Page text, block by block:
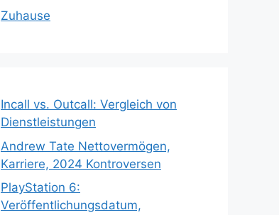
Zuhause
Incall vs. Outcall: Vergleich von
Dienstleistungen
Andrew Tate Nettovermögen,
Karriere, 2024 Kontroversen
PlayStation 6:
Veröffentlichungsdatum,